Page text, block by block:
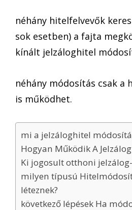
néhány hitelfelvevők
sok esetben) a fajta
kínált jelzáloghitel
néhány módosítás csak a
is működhet.
mi a jelzáloghitel
Hogyan Működik A
Ki jogosult otthoni
milyen típusú
léteznek?
következő lépések Ha